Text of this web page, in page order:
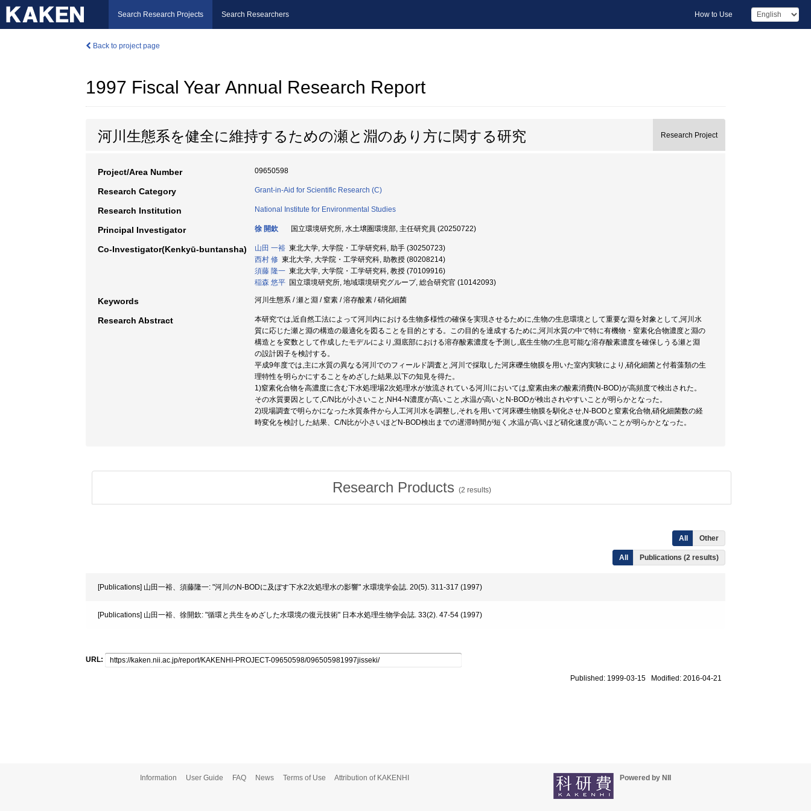
Search Research Projects Search Researchers How to Use
Back to project page
1997 Fiscal Year Annual Research Report
河川生態系を健全に維持するための瀬と淵のあり方に関する研究 Research Project
Project/Area Number 09650598
Research Category Grant-in-Aid for Scientific Research (C)
Research Institution National Institute for Environmental Studies
Principal Investigator 徐 開欽 国立環境研究所, 水土壌圏環境部, 主任研究員 (20250722)
Co-Investigator(Kenkyū-buntansha) 山田 一裕 東北大学, 大学院・工学研究科, 助手 (30250723)
西村 修 東北大学, 大学院・工学研究科, 助教授 (80208214)
須藤 隆一 東北大学, 大学院・工学研究科, 教授 (70109916)
稲森 悠平 国立環境研究所, 地域環境研究グループ, 総合研究官 (10142093)
Keywords 河川生態系 / 瀬と淵 / 窒素 / 溶存酸素 / 硝化細菌
Research Abstract
本研究では,近自然工法によって河川内における生物多様性の確保を実現させるために,生物の生息環境として重要な淵を対象として,河川水
質に応じた瀬と淵の構造の最適化を図ることを目的とする。この目的を達成するために,河川水質の中で特に有機物・窒素化合物濃度と淵の
構造とを変数として作成したモデルにより,淵底部における溶存酸素濃度を予測し,底生生物の生息可能な溶存酸素濃度を確保しうる瀬と淵
の設計因子を検討する。
平成9年度では,主に水質の異なる河川でのフィールド調査と,河川で採取した河床礫生物膜を用いた室内実験により,硝化細菌と付着藻類の生
理特性を明らかにすることをめざした結果,以下の知見を得た。
1)窒素化合物を高濃度に含む下水処理場2次処理水が放流されている河川においては,窒素由来の酸素消費(N-BOD)が高頻度で検出された。
その水質要因として,C/N比が小さいこと,NH4-N濃度が高いこと,水温が高いとN-BODが検出されやすいことが明らかとなった。
2)現場調査で明らかになった水質条件から人工河川水を調整し,それを用いて河床礫生物膜を馴化させ,N-BODと窒素化合物,硝化細菌数の経
時変化を検討した結果、C/N比が小さいほどN-BOD検出までの遅滞時間が短く,水温が高いほど硝化速度が高いことが明らかとなった。
Research Products (2 results)
All Other
All Publications (2 results)
[Publications] 山田一裕、須藤隆一: "河川のN-BODに及ぼす下水2次処理水の影響" 水環境学会誌. 20(5). 311-317 (1997)
[Publications] 山田一裕、徐開欽: "循環と共生をめざした水環境の復元技術" 日本水処理生物学会誌. 33(2). 47-54 (1997)
URL:
Published: 1999-03-15 Modified: 2016-04-21
Information User Guide FAQ News Terms of Use Attribution of KAKENHI Powered by NII